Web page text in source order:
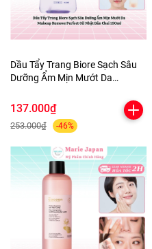
Dầu Tẩy Trang Biore Sạch Sâu
Dưỡng Ẩm Mịn Mướt Da
Nhật Bản Chai 150ml
137.000₫
253.000₫ -46%